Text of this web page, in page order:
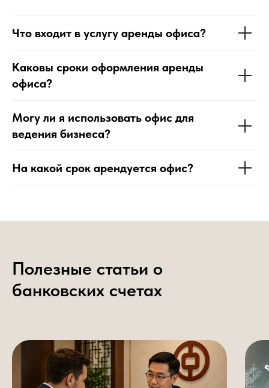
Что входит в услугу аренды офиса?
Каковы сроки оформления аренды
офиса?
Могу ли я использовать офис для
ведения бизнеса?
На какой срок арендуется офис?
Полезные статьи о
банковских счетах